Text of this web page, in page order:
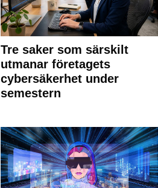
Tre saker som särskilt
utmanar företagets
cybersäkerhet under
semestern